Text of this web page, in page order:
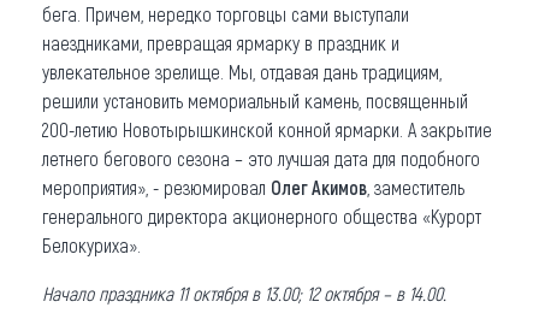
бега. Причем, нередко торговцы сами выступали
наездниками, превращая ярмарку в праздник и
увлекательное зрелище. Мы, отдавая дань традициям,
решили установить мемориальный камень, посвященный
200-летию Новотырышкинской конной ярмарки. А закрытие
летнего бегового сезона – это лучшая дата для подобного
мероприятия», - резюмировал Олег Акимов , заместитель
генерального директора акционерного общества «Курорт
Белокуриха».
Начало праздника 11 октября в 13.00; 12 октября – в 14.00.